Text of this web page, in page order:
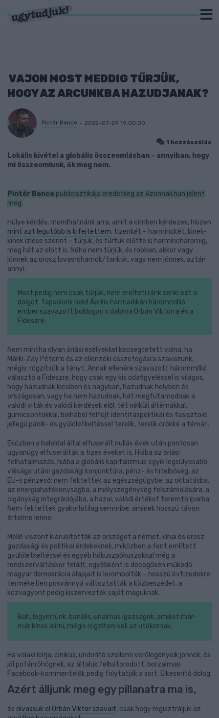
VAJON MOST MEDDIG TŰRJÜK,
HOGY AZ ARCUNKBA HAZUDJANAK?
Pintér Bence 2022-07-29 19:00:00
1 hozzászólás
Lokális kivétel a globális összeomlásban – annyiban, hogy
mi összeomlunk, ők meg nem.
Pintér Bence publicisztikája eredetileg az Azonnali.hun jelent
meg.
Hülye kérdés, mondhatnánk arra, amit a címben kérdezek, hiszen
mint azt legutóbb is kifejtettem, tizenkét – harminckét, kinek-
kinek ízlése szerint – tűrjük, és tűrtük előtte is harmincháromig,
meg hát az előtt is. Néha nem tűrjük, és robban, akkor vagy
jönnek az orosz lovasrohamok/tankok, vagy nem jönnek, aztán
annyi.
Most pedig nem csak tűrjük, nem erölteti ránk senki ezt a
dolgot. Tapsolunk neki! Április harmadikán hárommillió
ember szavazott boldogan s dalolva Orbán Viktorra és a
Fideszre.
Nem mintha olyan óriási esélyekkel kecsegtetett volna, ha
Márki-Zay Péterre és az ellenzéki összefogásra szavazunk,
mégis: rögzítsük a tényt. Annak ellenére szavazott hárommillió
választó a Fideszre, hogy csak egy kis odafigyeléssel is világos,
hogy hazudnak kicsiben és nagyban, hazudnak helyben és
országosan, vagy ha nem hazudnak, hát megfutamodnak a
valódi viták és valódi kérdések elől, tét nélküli áltémákkal,
gumicsontokkal, bolhából felfújt identitáspolitikai és fasisztoid
jellegű pánik- és gyűlöletkeltéssel terelik, terelik örökké a témát.
Eközben a baloldal által elfuserált nullás évek után pontosan
ugyanúgy elfuserálták a tizes éveket is. Hiába az óriási
felhatalmazás, hiába a globális kapitalizmus egyik legsúlyosabb
válsága utáni gazdasági konjunktúra, pénz- és hitelbőség, az
EU-s pénzeső: nem fektettek az egészségügybe, az oktatásba,
az energiahatékonyságba, a mélyszegénység felszámolására, a
cigányság integrációjába, a hazai, valódi értéket teremtő iparba.
Nem fektettek gyakorlatilag semmibe, aminek hosszú távon
értelme lenne.
Mellé viszont kiárusították az országot a német, kínai és orosz
gazdasági és politikai érdekeknek, miközben a fent említett
gyűlöletkeltéssel és egyéb hókuszpókuszokkal még a
rendszerváltáskor felállt, egyébként is döcögősen működő
magyar demokrácia alapjait is lerombolták – hosszú évtizedekre
terméketlen posvánnyá változtatták a közbeszédet, a
közvagyont pedig kiszervezték saját maguknak.
Bah, legyintünk: banális, unalmas igazságok, amiket már-
már kínos leírni, mégis rögzíteni kell az utókornak.
Ha valaki leírja, cinikus, undorító szellemi verőlegényeik jönnek, és
jól pofánröhögnek, az általuk felbátorodott, borzalmas
Facebook-kommentelők pedig folytatják a sort. Elkeserítő dolog.
Azért álljunk meg egy pillanatra ma is,
és olvassuk el Orbán Viktor szavait, csak hogy regisztráljuk az